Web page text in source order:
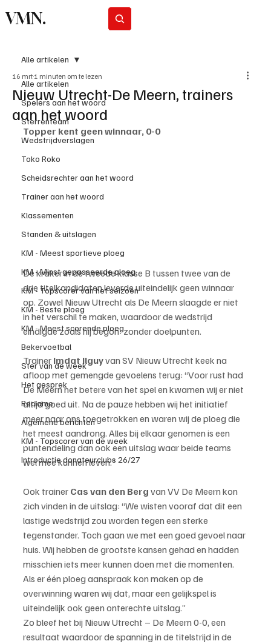
VMN.
Alle artikelen
Spelers aan het woord
Sterrenteam
Wedstrijdverslagen
Toko Roko
Scheidsrechter aan het woord
Trainer aan het woord
Klassementen
Standen & uitslagen
KM - Meest sportieve ploeg
KM - Minst gepasseerde ploeg
KM - Topscorer van het seizoen
KM - Beste ploeg
KM - Meest scorende ploeg
Bekervoetbal
Ster van de week
Het gesprek
Reclame
Algemene berichten
KM - Topscorer van de week
Introductie donateurclubs 26/27
Alle artikelen
Nieuw Utrecht-De Meern, trainers
aan het woord
16 mrt 1 minuten om te lezen
Topper kent geen winnaar, 0-0
De kraker in de tweede klasse B tussen twee van de
drie titelkandidaten leverde uiteindelijk geen winnaar
op. Zowel Nieuw Utrecht als De Meern slaagde er niet
in het verschil te maken, waardoor de wedstrijd
eindigde zoals hij begon: zonder doelpunten.
Trainer Imdat Ilguy van SV Nieuw Utrecht keek na
afloop met gemengde gevoelens terug: “Voor rust had
De Meern het betere van het spel en kwamen wij er niet
altijd goed uit. Na de pauze hebben wij het initiatief
meer naar ons toegetrokken en waren wij de ploeg die
het meest aandrong. Alles bij elkaar genomen is een
puntendeling dan ook een uitslag waar beide teams
wel mee kunnen leven.”
Ook trainer Cas van den Berg van VV De Meern kon
zich vinden in de uitslag: “We wisten vooraf dat dit een
lastige wedstrijd zou worden tegen een sterke
tegenstander. Toch gaan we met een goed gevoel naar
huis. Wij hebben de grootste kansen gehad en hadden
misschien iets meer kunnen doen met die momenten.
Als er één ploeg aanspraak kon maken op de
overwinning waren wij dat, maar een gelijkspel is
uiteindelijk ook geen onterechte uitslag.”
Zo bleef het bij Nieuw Utrecht – De Meern 0-0, een
resultaat waardoor de spanning in de titelstrijd in de